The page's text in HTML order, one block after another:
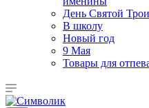
День Святой
В школу
Новый год
9 Мая
Товары для